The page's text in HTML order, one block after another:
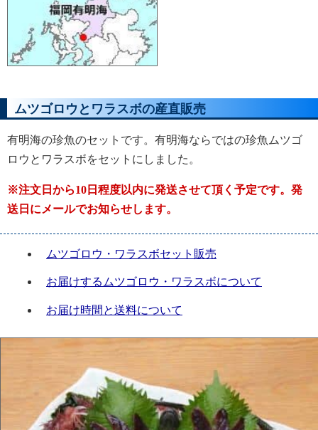
ムツゴロウとワラスボの産直販売
有明海の珍魚のセットです。有明海ならではの珍魚ムツゴ
ロウとワラスボをセットにしました。
※注文日から10日程度以内に発送させて頂く予定です。発
送日にメールでお知らせします。
ムツゴロウ・ワラスボセット販売
お届けするムツゴロウ・ワラスボについて
お届け時間と送料について